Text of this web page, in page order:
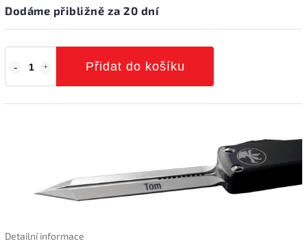
Dodáme přibližně za 20 dní
Přidat do košíku
Detailní informace